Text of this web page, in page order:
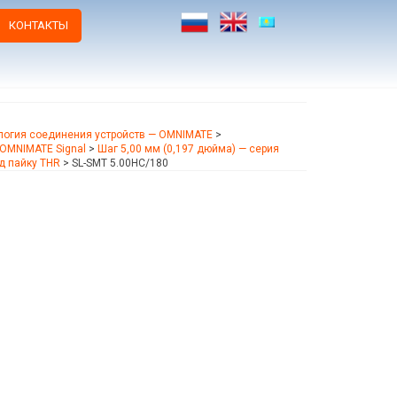
КОНТАКТЫ
соединения устройств — OMNIMATE >
Signal > Шаг 5,00 мм (0,197 дюйма) — серия
пайку THR > SL-SMT 5.00HC/180